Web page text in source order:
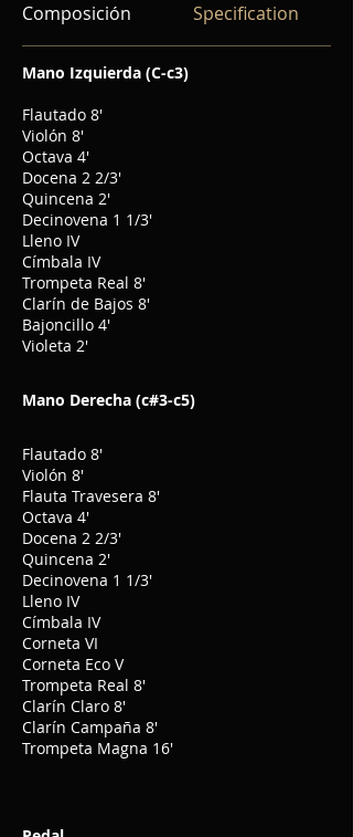
Composición Specification
Mano Izquierda (C-c3)
Flautado 8'
Violón 8'
Octava 4'
Docena 2 2/3'
Quincena 2'
Decinovena 1 1/3'
Lleno IV
Címbala IV
Trompeta Real 8'
Clarín de Bajos 8'
Bajoncillo 4'
Violeta 2'
Mano Derecha (c#3-c5)
Flautado 8'
Violón 8'
Flauta Travesera 8'
Octava 4'
Docena 2 2/3'
Quincena 2'
Decinovena 1 1/3'
Lleno IV
Címbala IV
Corneta VI
Corneta Eco V
Trompeta Real 8'
Clarín Claro 8'
Clarín Campaña 8'
Trompeta Magna 16'